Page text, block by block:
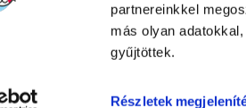
partnereinkkel
más olyan
gyűjtöttek.
Részletek